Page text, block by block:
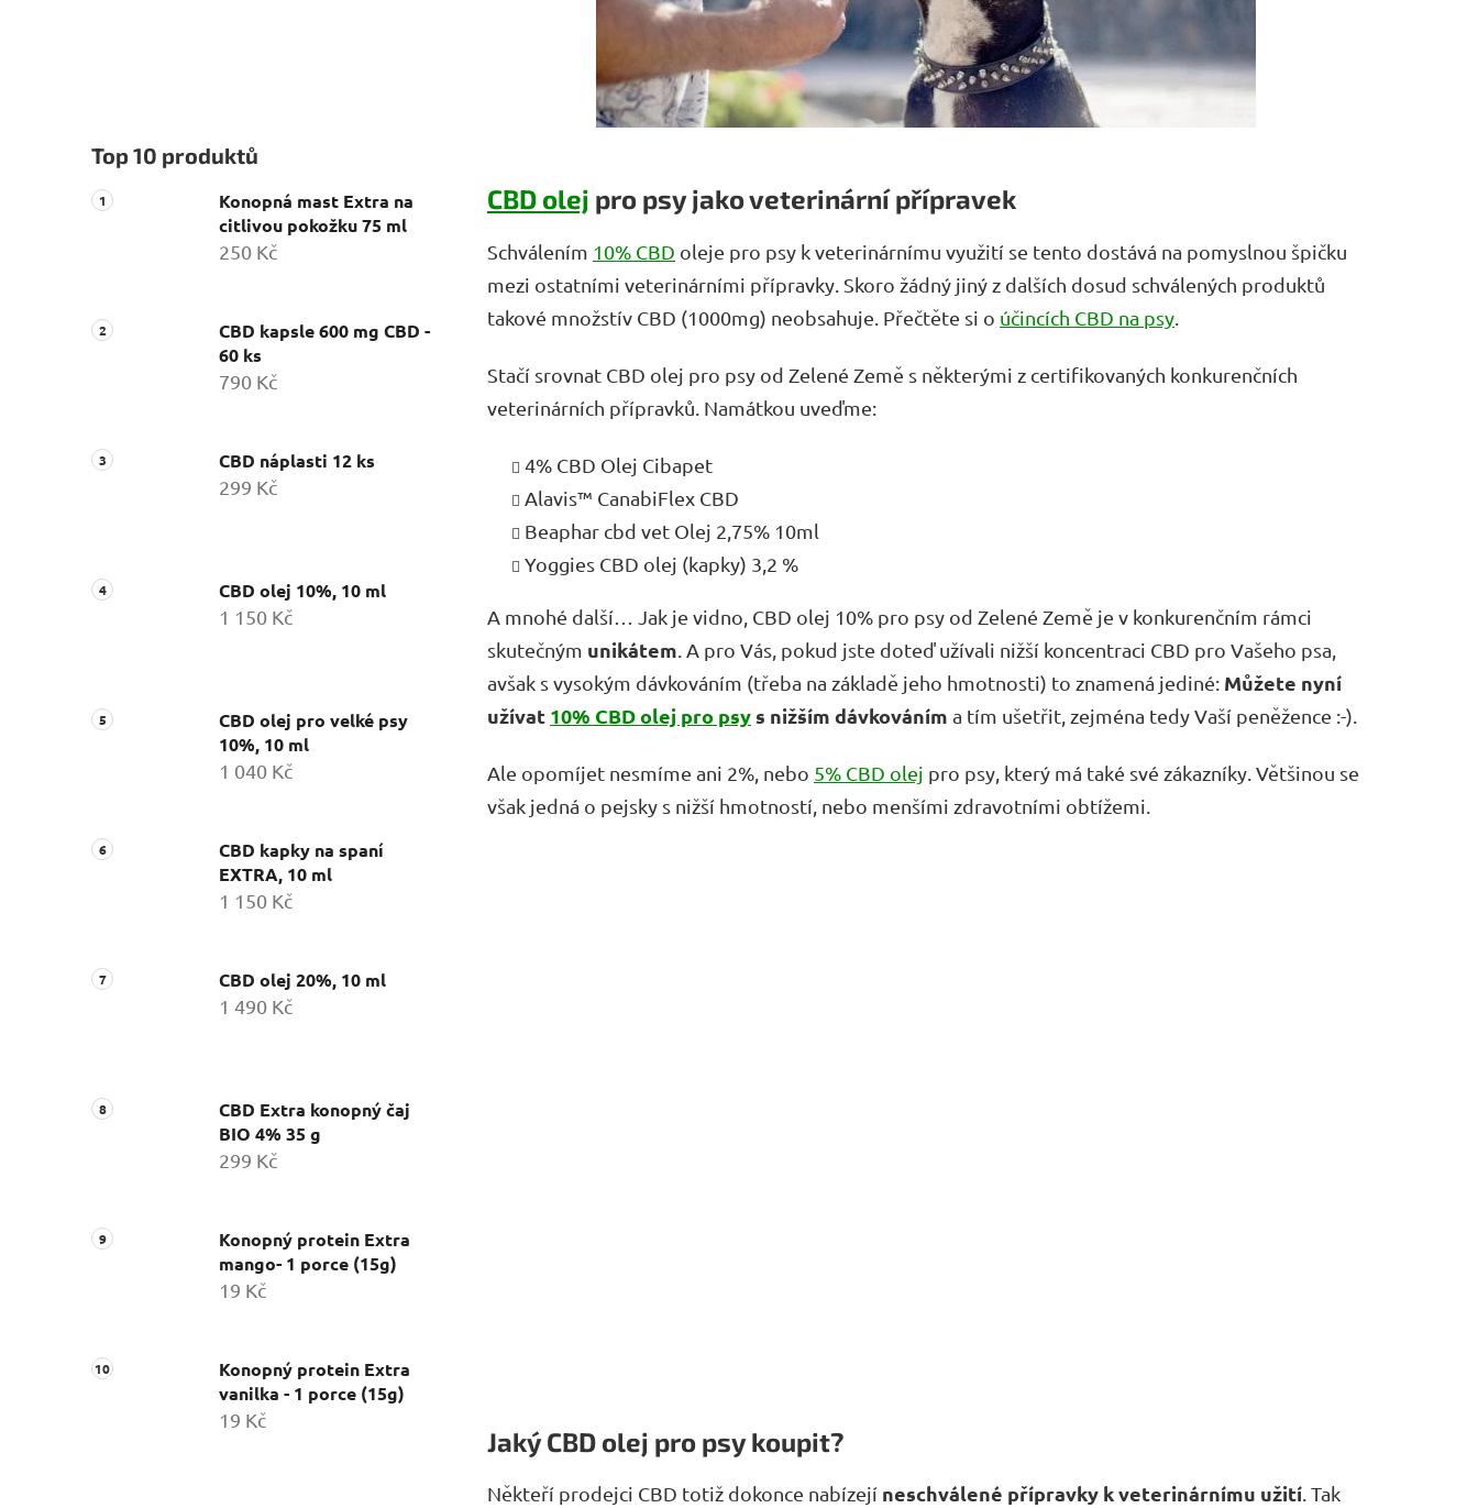
Top 10 produktů
Konopná mast Extra na
citlivou pokožku 75 ml
250 Kč
CBD kapsle 600 mg CBD -
60 ks
790 Kč
CBD náplasti 12 ks
299 Kč
CBD olej 10%, 10 ml
1 150 Kč
CBD olej pro velké psy
10%, 10 ml
1 040 Kč
CBD kapky na spaní
EXTRA, 10 ml
1 150 Kč
CBD olej 20%, 10 ml
1 490 Kč
CBD Extra konopný čaj
BIO 4% 35 g
299 Kč
Konopný protein Extra
mango- 1 porce (15g)
19 Kč
Konopný protein Extra
vanilka - 1 porce (15g)
19 Kč
CBD olej pro psy jako veterinární přípravek
Schválením 10% CBD oleje pro psy k veterinárnímu využití se tento dostává na pomyslnou špičku
mezi ostatními veterinárními přípravky. Skoro žádný jiný z dalších dosud schválených produktů
takové množstív CBD (1000mg) neobsahuje. Přečtěte si o účincích CBD na psy
Stačí srovnat CBD olej pro psy od Zelené Země s některými z certifikovaných konkurenčních
veterinárních přípravků. Namátkou uveďme:
4% CBD Olej Cibapet
Alavis™ CanabiFlex CBD
Beaphar cbd vet Olej 2,75% 10ml
Yoggies CBD olej (kapky) 3,2 %
A mnohé další… Jak je vidno, CBD olej 10% pro psy od Zelené Země je v konkurenčním rámci
skutečným unikátem . A pro Vás, pokud jste doteď užívali nižší koncentraci CBD pro Vašeho psa,
avšak s vysokým dávkováním (třeba na základě jeho hmotnosti) to znamená jediné: Můžete nyní
užívat 10% CBD olej pro psy s nižším dávkováním a tím ušetřit, zejména tedy Vaší peněžence :-).
Ale opomíjet nesmíme ani 2%, nebo 5% CBD olej pro psy, který má také své zákazníky. Většinou se
však jedná o pejsky s nižší hmotností, nebo menšími zdravotními obtížemi.
Jaký CBD olej pro psy koupit?
Někteří prodejci CBD totiž dokonce nabízejí neschválené přípravky k veterinárnímu užití. Tak